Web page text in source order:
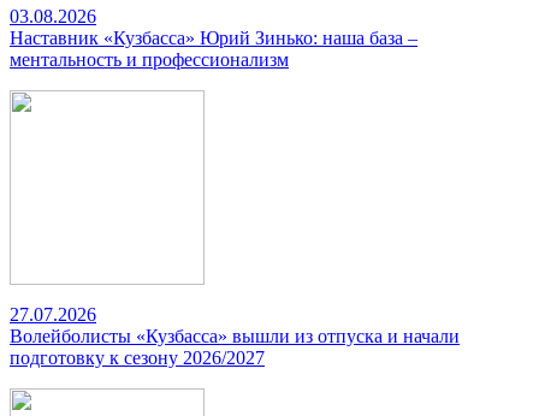
03.08.2026
Наставник «Кузбасса» Юрий Зинько: наша база –
ментальность и профессионализм
27.07.2026
Волейболисты «Кузбасса» вышли из отпуска и начали
подготовку к сезону 2026/2027